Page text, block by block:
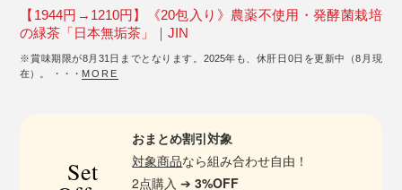
【1944円→1210円】《20包入り》農薬不使用・発酵菌栽培
の緑茶「日本無垢茶」｜JIN
※賞味期限が8月31日までとなります。2025年も、休肝日0日を更新中（8月現
在）。 ・・・ MORE
Set
おまとめ割引対象
対象商品なら組み合わせ自由！
2点購入 ➔3%OFF